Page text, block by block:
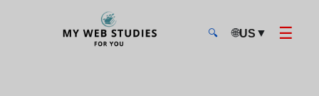
🔍 🌐US ▼ ☰